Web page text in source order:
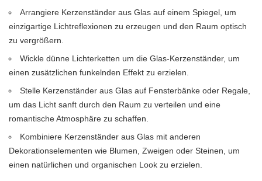
Arrangiere Kerzenständer aus Glas auf einem Spiegel, um
einzigartige Lichtreflexionen zu erzeugen und den Raum optisch
zu vergrößern.
Wickle dünne Lichterketten um die Glas-Kerzenständer, um
einen zusätzlichen funkelnden Effekt zu erzielen.
Stelle Kerzenständer aus Glas auf Fensterbänke oder Regale,
um das Licht sanft durch den Raum zu verteilen und eine
romantische Atmosphäre zu schaffen.
Kombiniere Kerzenständer aus Glas mit anderen
Dekorationselementen wie Blumen, Zweigen oder Steinen, um
einen natürlichen und organischen Look zu erzielen.